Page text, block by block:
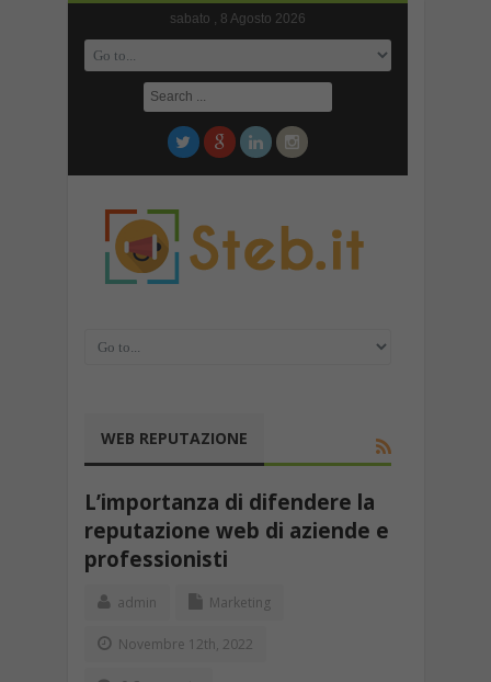
sabato , 8 Agosto 2026
WEB REPUTAZIONE
L’importanza di difendere la
reputazione web di aziende e
professionisti
admin Marketing
Novembre 12th, 2022